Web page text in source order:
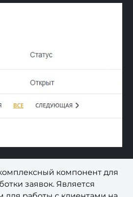
компонент для